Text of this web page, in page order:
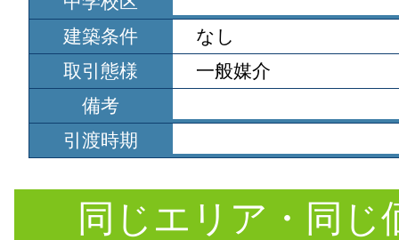
建築条件
なし
取引態様
一般媒介
備考
引渡時期
同じエリア・同じ